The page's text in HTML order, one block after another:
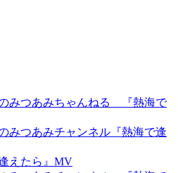
みつあみちゃんねる 『熱海で
みつあみチャンネル『熱海で逢
えたら』MV